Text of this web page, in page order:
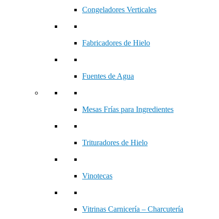
Congeladores Verticales
Fabricadores de Hielo
Fuentes de Agua
Mesas Frías para Ingredientes
Trituradores de Hielo
Vinotecas
Vitrinas Carnicería – Charcutería